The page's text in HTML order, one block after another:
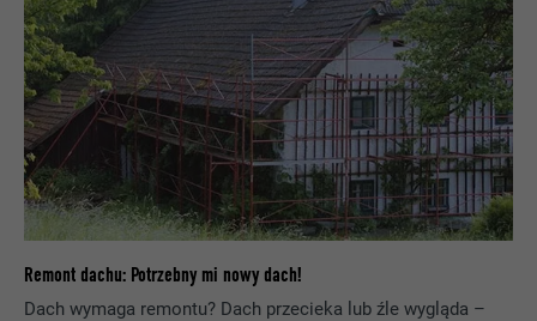
Remont dachu: Potrzebny mi nowy dach!
Dach wymaga remontu? Dach przecieka lub źle wygląda –